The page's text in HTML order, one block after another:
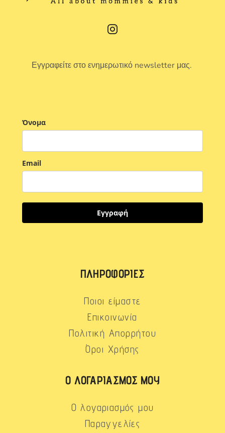
Εγγραφείτε στο ενημερωτικό newsletter μας.
Όνομα
Email
Εγγραφή
ΠΛΗΡΟΦΟΡΊΕΣ
Ποιοι είμαστε
Επικοινωνία
Πολιτική Απορρήτου
Όροι Χρήσης
Ο ΛΟΓΑΡΙΑΣΜΌΣ ΜΟΥ
Ο λογαριασμός μου
Παραγγελίες